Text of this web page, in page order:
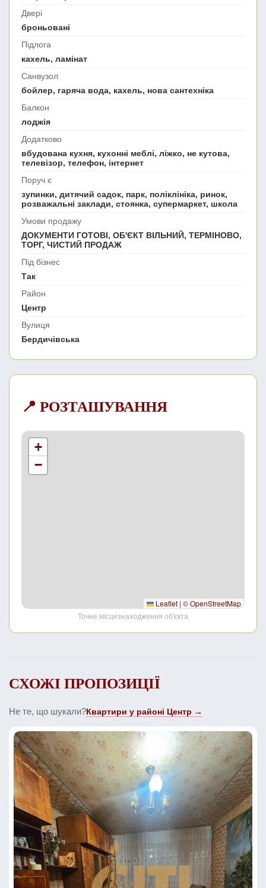
Двері
броньовані
Підлога
кахель, ламінат
Санвузол
бойлер, гаряча вода, кахель, нова сантехніка
Балкон
лоджія
Додатково
вбудована кухня, кухонні меблі, ліжко, не кутова,
телевізор, телефон, інтернет
Поруч є
зупинки, дитячий садок, парк, поліклініка, ринок,
розважальні заклади, стоянка, супермаркет, школа
Умови продажу
ДОКУМЕНТИ ГОТОВІ, ОБ'ЄКТ ВІЛЬНИЙ, ТЕРМІНОВО,
ТОРГ, ЧИСТИЙ ПРОДАЖ
Під бізнес
Так
Район
Центр
Вулиця
Бердичівська
📍 РОЗТАШУВАННЯ
+
−
Leaflet | ©OpenStreetMap
Точне місцезнаходження об'єкта
СХОЖІ ПРОПОЗИЦІЇ
Не те, що шукали?Квартири у районі Центр →